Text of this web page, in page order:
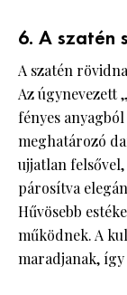
6. A szatén
A szatén
Az úgynevezett
fényes
meghatározó
ujjatlan
párosítva
Hűvösebb
működnek. A
maradjanak,